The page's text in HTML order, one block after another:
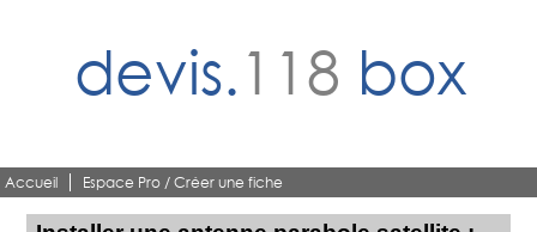
devis.118 box
Accueil Espace Pro / Créer une fiche